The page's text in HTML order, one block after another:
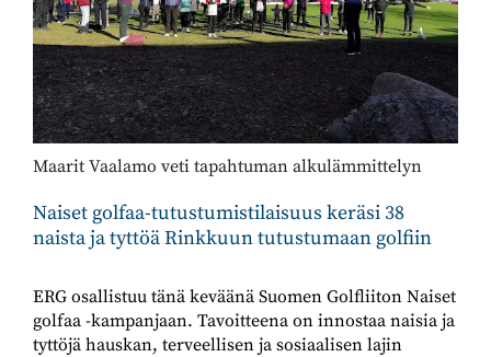
Maarit Vaalamo veti tapahtuman alkulämmittelyn
Naiset golfaa-tutustumistilaisuus keräsi 38
naista ja tyttöä Rinkkuun tutustumaan golfiin
ERG osallistuu tänä keväänä Suomen Golfliiton Naiset
golfaa -kampanjaan. Tavoitteena on innostaa naisia ja
tyttöjä hauskan, terveellisen ja sosiaalisen lajin